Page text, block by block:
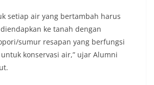
setiap air yang bertambah harus
ke tanah dengan
sumur resapan yang berfungsi
konservasi air,” ujar Alumni